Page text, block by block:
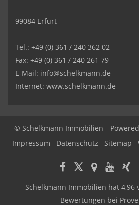
99084 Erfurt
Tel.: +49 (0) 361 / 240 362 02
Fax: +49 (0) 361 / 240 261 79
E-Mail: info@schelkmann.de
Internet: www.schelkmann.de
© Schelkmann Immobilien
Impressum
Datenschutz Sitemap
Schelkmann Immobilien hat 4,96
Bewertungen bei